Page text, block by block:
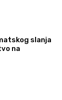
slanja
na